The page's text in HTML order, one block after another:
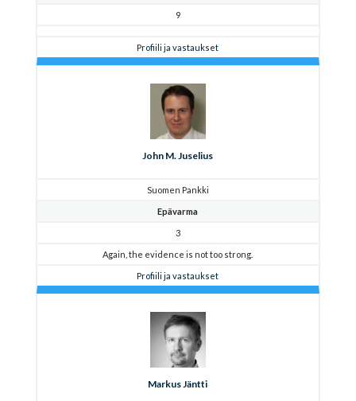
9
Profiili ja vastaukset
John M. Juselius
Suomen Pankki
Epävarma
3
Again, the evidence is not too strong.
Profiili ja vastaukset
Markus Jäntti